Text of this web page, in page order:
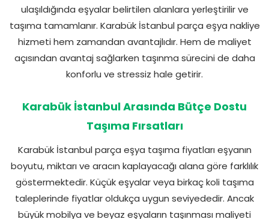
ulaşıldığında eşyalar belirtilen alanlara yerleştirilir ve
taşıma tamamlanır. Karabük İstanbul parça eşya nakliye
hizmeti hem zamandan avantajlıdır. Hem de maliyet
açısından avantaj sağlarken taşınma sürecini de daha
konforlu ve stressiz hale getirir.
Karabük İstanbul Arasında Bütçe Dostu
Taşıma Fırsatları
Karabük İstanbul parça eşya taşıma fiyatları eşyanın
boyutu, miktarı ve aracın kaplayacağı alana göre farklılık
göstermektedir. Küçük eşyalar veya birkaç koli taşıma
taleplerinde fiyatlar oldukça uygun seviyededir. Ancak
büyük mobilya ve beyaz eşyaların taşınması maliyeti